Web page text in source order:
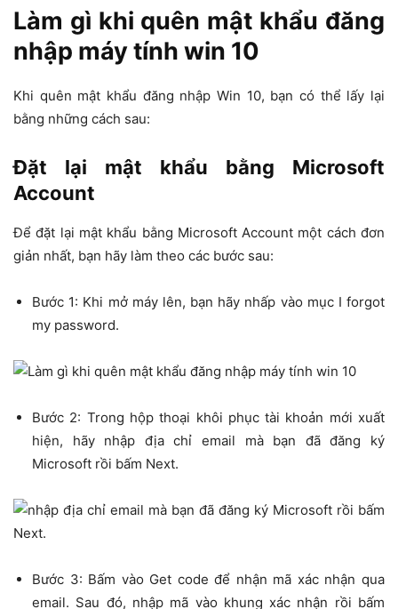
Làm gì khi quên mật khẩu đăng
nhập máy tính win 10
Khi quên mật khẩu đăng nhập Win 10, bạn có thể lấy lại
bằng những cách sau:
Đặt lại mật khẩu bằng Microsoft
Account
Để đặt lại mật khẩu bằng Microsoft Account một cách đơn
giản nhất, bạn hãy làm theo các bước sau:
Bước 1: Khi mở máy lên, bạn hãy nhấp vào mục I forgot
my password.
Bước 2: Trong hộp thoại khôi phục tài khoản mới xuất
hiện, hãy nhập địa chỉ email mà bạn đã đăng ký
Microsoft rồi bấm Next.
Bước 3: Bấm vào Get code để nhận mã xác nhận qua
email. Sau đó, nhập mã vào khung xác nhận rồi bấm